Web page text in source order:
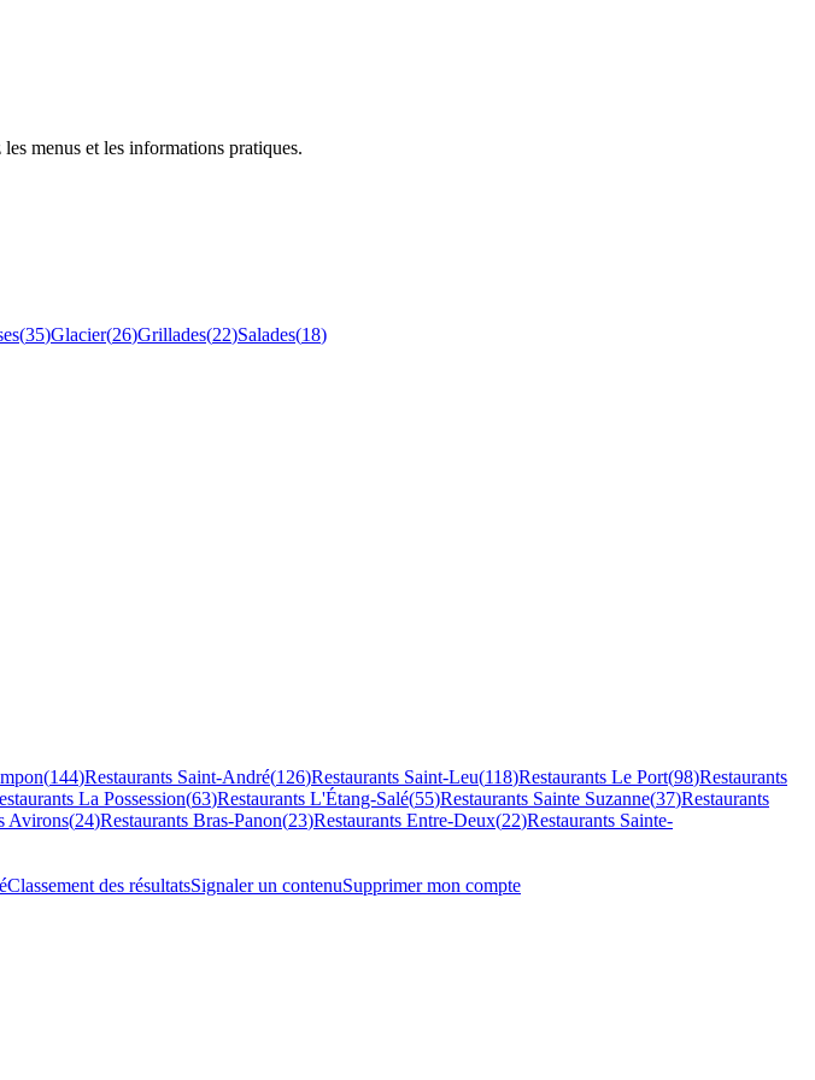
menus et les informations pratiques.
(35)Glacier(26)Grillades(22)Salades(18)
(144)Restaurants Saint-André(126)Restaurants Saint-Leu(118)Restaurants Le Port(98)Restaurants
La Possession(63)Restaurants L'Étang-Salé(55)Restaurants Sainte Suzanne(37)Restaurants
Avirons(24)Restaurants Bras-Panon(23)Restaurants Entre-Deux(22)Restaurants Sainte-
Classement des résultatsSignaler un contenuSupprimer mon compte